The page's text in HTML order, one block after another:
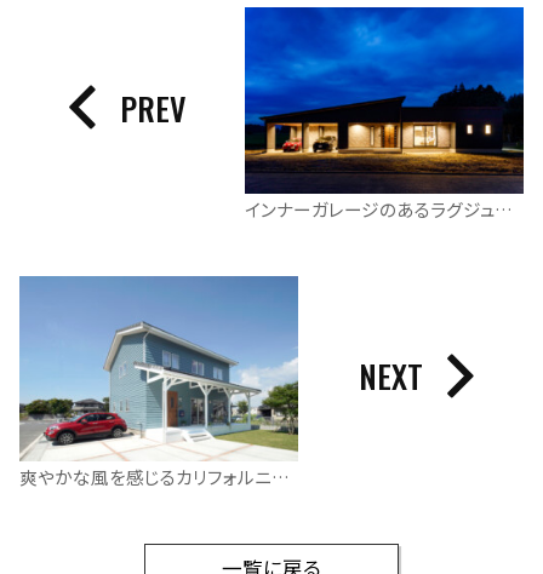
インナーガレージのあるラグジュアリーな平屋
PREV
爽やかな風を感じるカリフォルニアスタイルの家
NEXT